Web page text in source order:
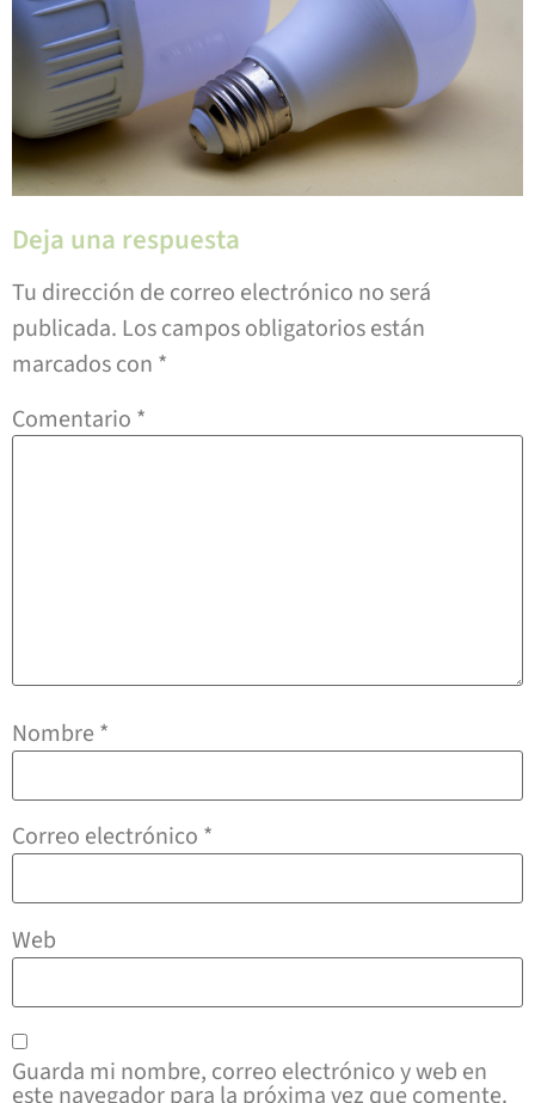
Deja una respuesta
Tu dirección de correo electrónico no será
publicada. Los campos obligatorios están
marcados con *
Comentario *
Nombre *
Correo electrónico *
Web
Guarda mi nombre, correo electrónico y web en
este navegador para la próxima vez que comente.